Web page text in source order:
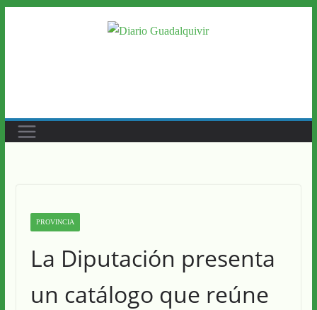
PROVINCIA
La Diputación presenta
un catálogo que reúne